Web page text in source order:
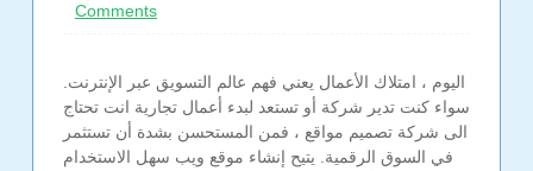
Comments
اليوم ، امتلاك الأعمال يعني فهم عالم التسويق عبر الإنترنت.
سواء كنت تدير شركة أو تستعد لبدء أعمال تجارية انت تحتاج
الى شركة تصميم مواقع ، فمن المستحسن بشدة أن تستثمر
في السوق الرقمية. يتيح إنشاء موقع ويب سهل الاستخدام